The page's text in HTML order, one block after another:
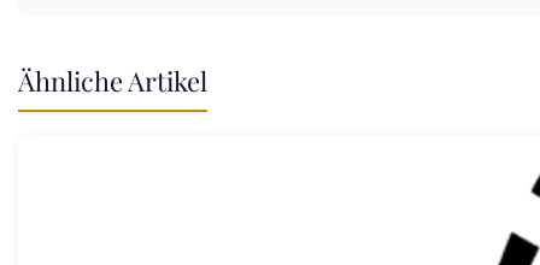
Ähnliche Artikel